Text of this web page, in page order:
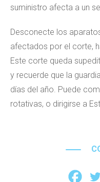
suministro afecta a un
Desconecte los
afectados por el corte,
Este corte queda
y recuerde que la
días del año. Puede
rotativas, o dirigirse a